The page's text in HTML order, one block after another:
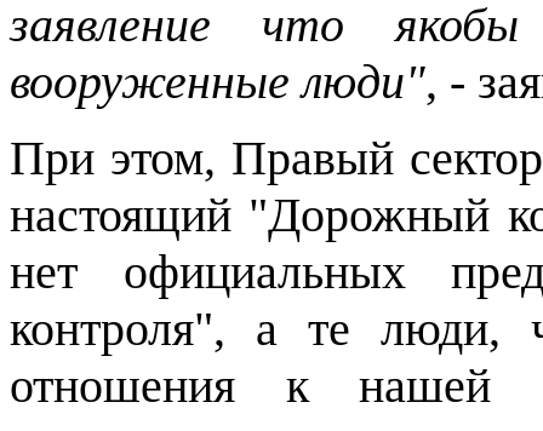
заявление что
вооруженные люди", -
При этом, Правый
настоящий "Дорожный
нет официальных
контроля", а те люди,
отношения к нашей